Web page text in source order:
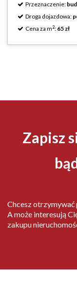
Przeznaczenie:
Droga dojazdowa:
Cena za m2: 65 zł
Zapisz
Chcesz otrzymywać
A może interesują
zakupu